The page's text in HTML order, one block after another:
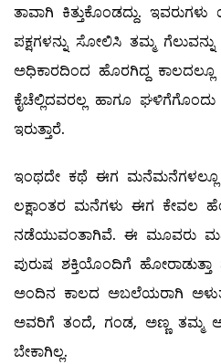
ತಾವಾಗಿ ಕಿತ್ತುಕೊಂಡದ್ದು.
ಪಕ್ಷಗಳನ್ನು ಸೋಲಿಸಿ ತಮ್ಮ
ಅಧಿಕಾರದಿಂದ ಹೊರಗಿದ್ದ
ಕೈಚೆಲ್ಲಿದವರಲ್ಲ ಹಾಗೂ
ಇರುತ್ತಾರೆ.
ಇಂಥದೇ ಕಥೆ ಈಗ ಮನೆಮನೆಗಳಲ್ಲೂ
ಲಕ್ಷಾಂತರ ಮನೆಗಳು ಈಗ ಕೇವಲ
ನಡೆಯುವಂತಾಗಿವೆ. ಈ ಮೂವರು
ಪುರುಷ ಶಕ್ತಿಯೊಂದಿಗೆ ಹೋರಾಡುತ್ತಾ
ಅಂದಿನ ಕಾಲದ ಅಬಲೆಯರಾಗಿ
ಅವರಿಗೆ ತಂದೆ, ಗಂಡ, ಅಣ್ಣ
ಬೇಕಾಗಿಲ್ಲ.